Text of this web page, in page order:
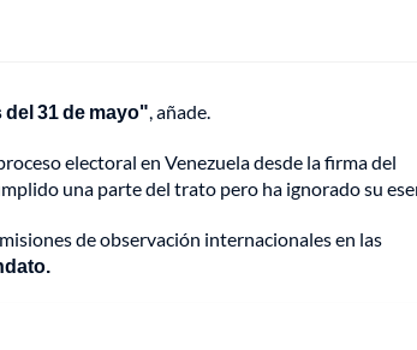
31 de mayo", añade.
electoral en Venezuela desde la firma del
una parte del trato pero ha ignorado su
de observación internacionales en las